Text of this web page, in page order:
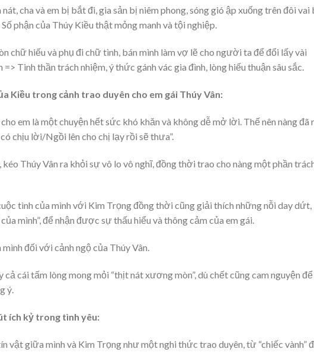
cha và em bị bắt đi, gia sản bị niêm phong, sóng gió ập xuống trên đôi vai
phận của Thúy Kiều thật mỏng manh và tội nghiệp.
chữ hiếu và phụ đi chữ tình, bán mình làm vợ lẽ cho người ta để đổi lấy vài
Tinh thần trách nhiệm, ý thức gánh vác gia đình, lòng hiếu thuận sâu sắc.
Kiều trong cảnh trao duyên cho em gái Thúy Vân:
em là một chuyện hết sức khó khăn và không dễ mở lời. Thế nên nàng đã
chịu lời/Ngồi lên cho chị lạy rồi sẽ thưa”.
Thúy Vân ra khỏi sự vô lo vô nghĩ, đồng thời trao cho nàng một phần
tình của mình với Kim Trọng đồng thời cũng giải thích những nỗi day dứt,
mình”, để nhận được sự thấu hiểu và thông cảm của em gái.
đối với cảnh ngộ của Thúy Vân.
cả cái tấm lòng mong mỏi “thịt nát xương mòn”, dù chết cũng cam nguyện để
ý.
ích kỷ trong tình yêu:
vật giữa mình và Kim Trọng như một nghi thức trao duyên, từ “chiếc vành”